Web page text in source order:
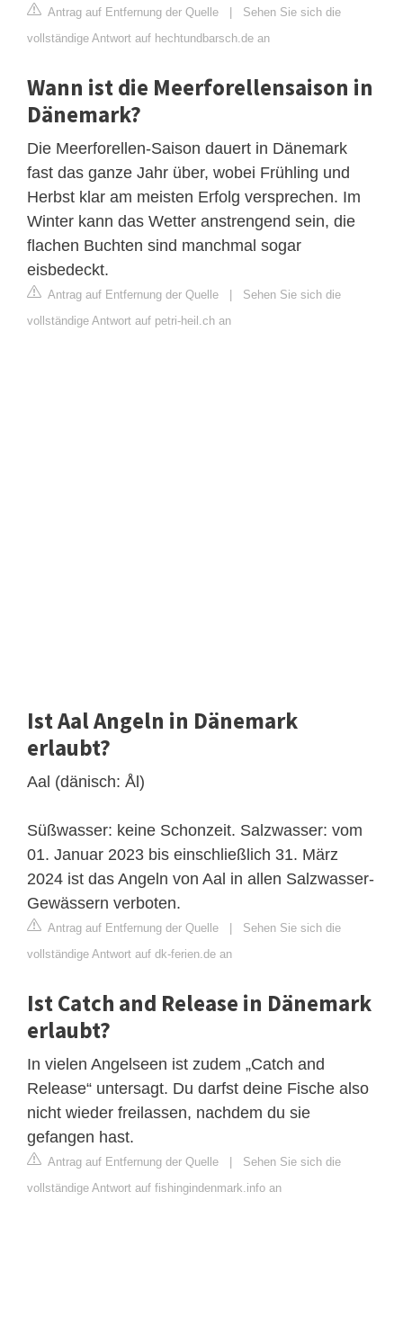
Antrag auf Entfernung der Quelle
Sehen Sie sich die
vollständige Antwort auf hechtundbarsch.de an
Wann ist die Meerforellensaison in
Dänemark?
Die Meerforellen-Saison dauert in Dänemark
fast das ganze Jahr über, wobei Frühling und
Herbst klar am meisten Erfolg versprechen. Im
Winter kann das Wetter anstrengend sein, die
flachen Buchten sind manchmal sogar
eisbedeckt.
Antrag auf Entfernung der Quelle
Sehen Sie sich die
vollständige Antwort auf petri-heil.ch an
Ist Aal Angeln in Dänemark
erlaubt?
Aal (dänisch: Ål)
Süßwasser: keine Schonzeit. Salzwasser: vom
01. Januar 2023 bis einschließlich 31. März
2024 ist das Angeln von Aal in allen Salzwasser-
Gewässern verboten.
Antrag auf Entfernung der Quelle
Sehen Sie sich die
vollständige Antwort auf dk-ferien.de an
Ist Catch and Release in Dänemark
erlaubt?
In vielen Angelseen ist zudem „Catch and
Release“ untersagt. Du darfst deine Fische also
nicht wieder freilassen, nachdem du sie
gefangen hast.
Antrag auf Entfernung der Quelle
Sehen Sie sich die
vollständige Antwort auf fishingindenmark.info an